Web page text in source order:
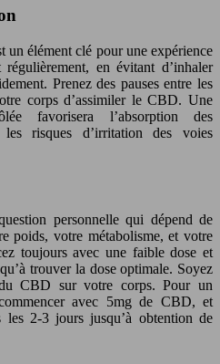
un élément clé pour une expérience
en évitant d’inhaler
Prenez des pauses entre les
corps d’assimiler le CBD. Une
favorisera l’absorption des
les risques d’irritation des voies
personnelle qui dépend de
poids, votre métabolisme, et votre
toujours avec une faible dose et
trouver la dose optimale. Soyez
CBD sur votre corps. Pour un
avec 5mg de CBD, et
2-3 jours jusqu’à obtention de